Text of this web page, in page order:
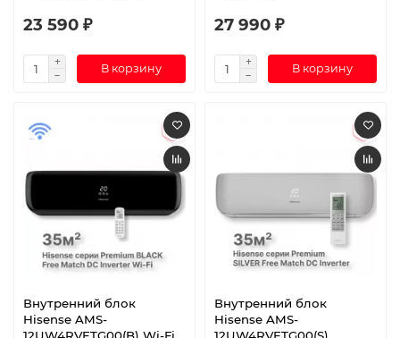
23 590 ₽
В корзину
27 990 ₽
В корзину
Внутренний блок
Hisense AMS-
Внутренний блок
Hisense AMS-